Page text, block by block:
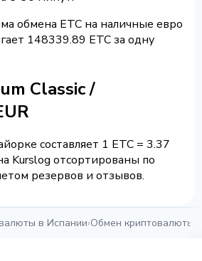
обмена ETC на наличные евро
148339.89 ETC за одну
Classic /
составляет 1 ETC = 3.37
Kurslog отсортированы по
резервов и отзывов.
в Испании›Обмен криптовалюты